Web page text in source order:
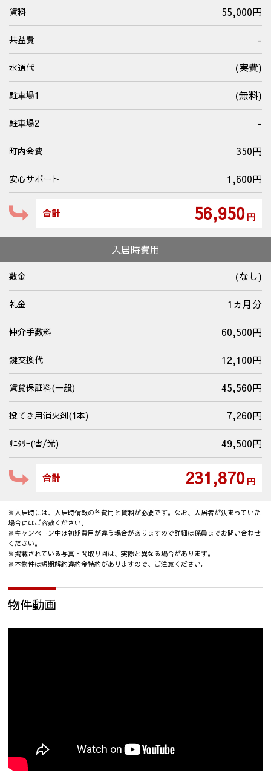
賃料 55,000円
共益費 -
水道代 (実費)
駐⾞場1 (無料)
駐⾞場2 -
町内会費 350円
安心サポート 1,600円
合計 56,950円
入居時費用
敷金 (なし)
礼金 1ヵ月分
仲介手数料 60,500円
鍵交換代 12,100円
賃貸保証料(一般) 45,560円
投てき用消火剤(1本) 7,260円
ｻﾆﾀﾘｰ(害/光) 49,500円
合計 231,870円
※入居時には、入居時情報の各費用と賃料が必要です。なお、入居者が決まっていた
場合にはご容赦ください。
※キャンペーン中は初期費用が違う場合がありますので詳細は係員までお問い合わせ
ください。
※掲載されている写真・間取り図は、実際と異なる場合があります。
※本物件は短期解約違約金特約がありますので、ご注意ください。
物件動画